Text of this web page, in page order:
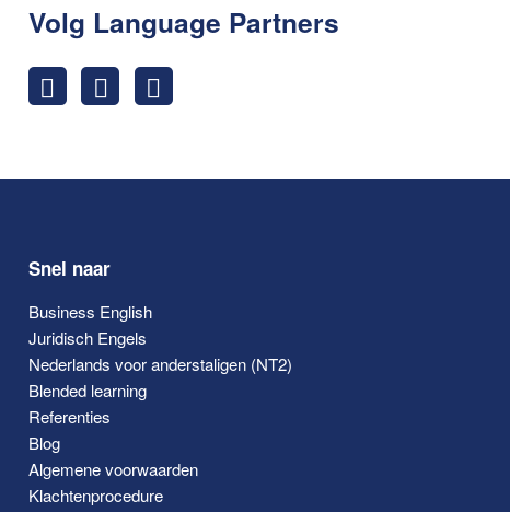
Volg Language Partners
Snel naar
Business English
Juridisch Engels
Nederlands voor anderstaligen (NT2)
Blended learning
Referenties
Blog
Algemene voorwaarden
Klachtenprocedure